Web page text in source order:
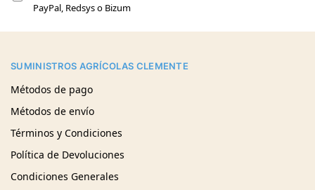
PayPal, Redsys o Bizum
SUMINISTROS AGRÍCOLAS CLEMENTE
Métodos de pago
Métodos de envío
Términos y Condiciones
Política de Devoluciones
Condiciones Generales